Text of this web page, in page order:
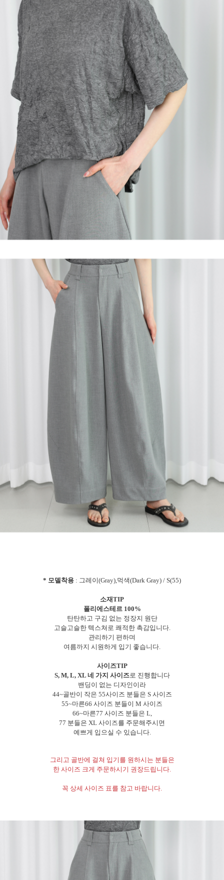
* 모델착용 : 그레이(Gray),먹색(Dark Gray) / S(55)
소재TIP
폴리에스테르 100%
탄탄하고 구김 없는 정장지 원단
고슬고슬한 텍스쳐로 쾌적한 촉감입니다.
관리하기 편하며
여름까지 시원하게 입기 좋습니다.
사이즈TIP
S, M, L, XL 네 가지 사이즈로 진행합니다
밴딩이 없는 디자인이라
44~골반이 작은 55사이즈 분들은 S 사이즈
55~마른66 사이즈 분들이 M 사이즈
66~마른77 사이즈 분들은 L,
77 분들은 XL 사이즈를 주문해주시면
예쁘게 입으실 수 있습니다.
그리고 골반에 걸쳐 입기를 원하시는 분들은
한 사이즈 크게 주문하시기 권장드립니다.
꼭 상세 사이즈 표를 참고 바랍니다.